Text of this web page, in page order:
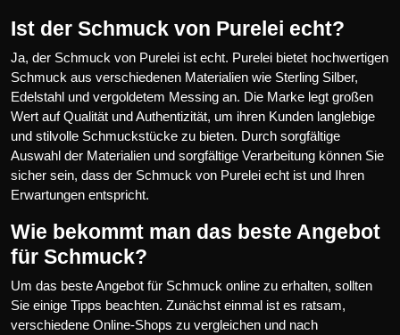
Ist der Schmuck von Purelei echt?
Ja, der Schmuck von Purelei ist echt. Purelei bietet hochwertigen
Schmuck aus verschiedenen Materialien wie Sterling Silber,
Edelstahl und vergoldetem Messing an. Die Marke legt großen
Wert auf Qualität und Authentizität, um ihren Kunden langlebige
und stilvolle Schmuckstücke zu bieten. Durch sorgfältige
Auswahl der Materialien und sorgfältige Verarbeitung können Sie
sicher sein, dass der Schmuck von Purelei echt ist und Ihren
Erwartungen entspricht.
Wie bekommt man das beste Angebot
für Schmuck?
Um das beste Angebot für Schmuck online zu erhalten, sollten
Sie einige Tipps beachten. Zunächst einmal ist es ratsam,
verschiedene Online-Shops zu vergleichen und nach